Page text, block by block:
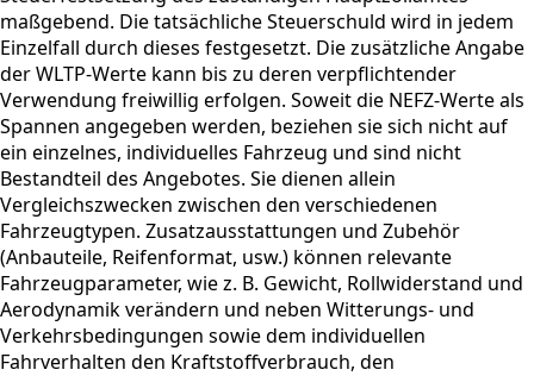
maßgebend. Die tatsächliche Steuerschuld wird in jedem
Einzelfall durch dieses festgesetzt. Die zusätzliche Angabe
der WLTP-Werte kann bis zu deren verpflichtender
Verwendung freiwillig erfolgen. Soweit die NEFZ-Werte als
Spannen angegeben werden, beziehen sie sich nicht auf
ein einzelnes, individuelles Fahrzeug und sind nicht
Bestandteil des Angebotes. Sie dienen allein
Vergleichszwecken zwischen den verschiedenen
Fahrzeugtypen. Zusatzausstattungen und Zubehör
(Anbauteile, Reifenformat, usw.) können relevante
Fahrzeugparameter, wie z. B. Gewicht, Rollwiderstand und
Aerodynamik verändern und neben Witterungs- und
Verkehrsbedingungen sowie dem individuellen
Fahrverhalten den Kraftstoffverbrauch, den